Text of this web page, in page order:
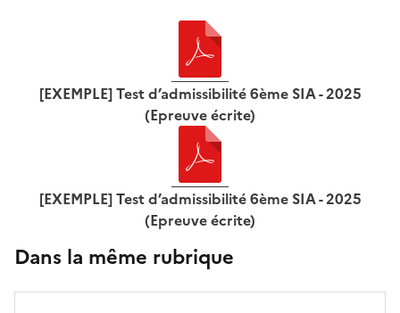
[EXEMPLE] Test d’admissibilité 6ème SIA - 2025
(Epreuve écrite)
[EXEMPLE] Test d’admissibilité 6ème SIA - 2025
(Epreuve écrite)
Dans la même rubrique